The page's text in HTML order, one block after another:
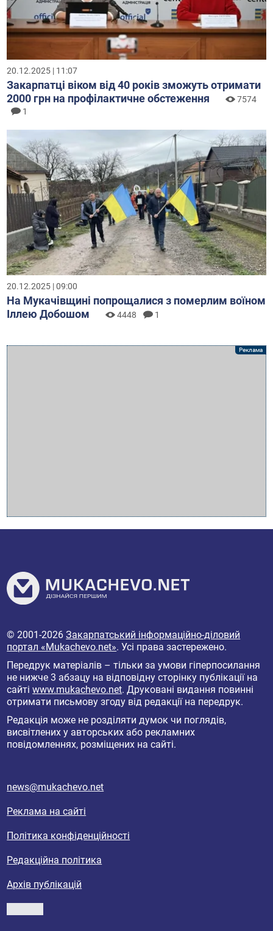
20.12.2025 | 11:07
Закарпатці віком від 40 років зможуть отримати
2000 грн на профілактичне обстеження
7574
1
20.12.2025 | 09:00
На Мукачівщині попрощалися з померлим воїном
Іллею Добошом
4448 1
© 2001-2026Закарпатський інформаційно-діловий
портал «Mukachevo.net». Усі права застережено.
Передрук матеріалів – тільки за умови гіперпосилання
не нижче 3 абзацу на відповідну сторінку публікації на
сайтіwww.mukachevo.net. Друковані видання повинні
отримати письмову згоду від редакції на передрук.
Редакція може не розділяти думок чи поглядів,
висвітлених у авторських або рекламних
повідомленнях, розміщених на сайті.
news@mukachevo.net
Реклама на сайті
Політика конфіденційності
Редакційна політика
Архів публікацій